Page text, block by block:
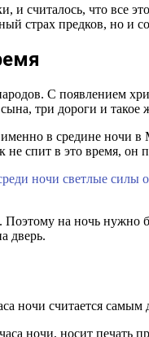
и считалось, что
страх предков, но и
С появлением
три дороги и
в средине
спит в это время,
ночи светлые
Поэтому на ночь
дверь.
ночи, носит